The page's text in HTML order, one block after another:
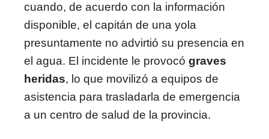
cuando, de acuerdo con la información
disponible, el capitán de una yola
presuntamente no advirtió su presencia en
el agua. El incidente le provocó graves
heridas, lo que movilizó a equipos de
asistencia para trasladarla de emergencia
a un centro de salud de la provincia.